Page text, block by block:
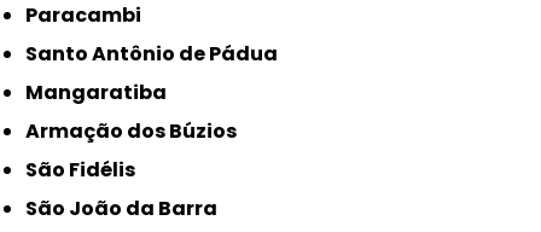
Paracambi
Santo Antônio de Pádua
Mangaratiba
Armação dos Búzios
São Fidélis
São João da Barra